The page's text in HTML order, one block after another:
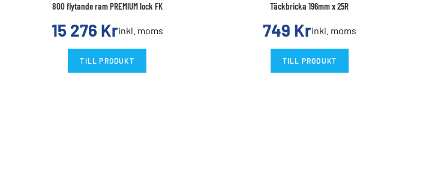
800 flytande ram PREMIUM lock FK
15 276 Krinkl. moms
TILL PRODUKT
Täckbricka 196mm x 25R
749 Krinkl. moms
TILL PRODUKT